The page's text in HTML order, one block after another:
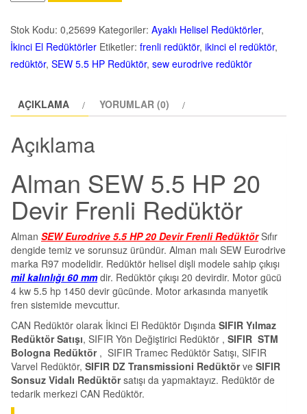
Stok Kodu: 0,25699 Kategoriler: Ayaklı Helisel Redüktörler,
İkinci El Redüktörler Etiketler: frenli redüktör, ikinci el redüktör,
redüktör, SEW 5.5 HP Redüktör, sew eurodrive redüktör
AÇIKLAMA YORUMLAR (0)
Açıklama
Alman SEW 5.5 HP 20
Devir Frenli Redüktör
Alman SEW Eurodrive 5.5 HP 20 Devir Frenli RedüktörSıfır
dengide temiz ve sorunsuz üründür. Alman malı SEW Eurodrive
marka R97 modelidir. Redüktör helisel dişli modele sahip çıkışı
mil kalınlığı 60 mmdir. Redüktör çıkışı 20 devirdir. Motor gücü
4 kw 5.5 hp 1450 devir gücünde. Motor arkasında manyetik
fren sistemide mevcuttur.
CAN Redüktör olarak İkinci El Redüktör Dışında SIFIR Yılmaz
Redüktör Satışı, SIFIR Yön Değiştirici Redüktör , SIFIR STM
Bologna Redüktör, SIFIR Tramec Redüktör Satışı, SIFIR
Varvel Redüktör, SIFIR DZ Transmissioni Redüktörve SIFIR
Sonsuz Vidalı Redüktörsatışı da yapmaktayız. Redüktör de
tedarik merkezi CAN Redüktör.